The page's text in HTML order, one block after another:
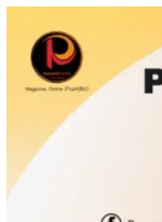
content